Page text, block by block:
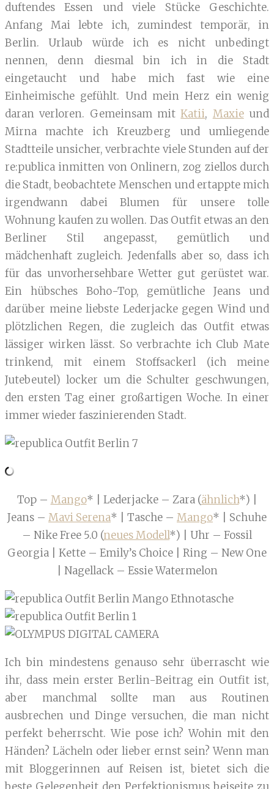
duftendes Essen und viele Stücke Geschichte.
Anfang Mai lebte ich, zumindest temporär, in
Berlin. Urlaub würde ich es nicht unbedingt
nennen, denn diesmal bin ich in die Stadt
eingetaucht und habe mich fast wie eine
Einheimische gefühlt. Und mein Herz ein wenig
daran verloren. Gemeinsam mitKatii, Maxieund
Mirna machte ich Kreuzberg und umliegende
Stadtteile unsicher, verbrachte viele Stunden auf der
re:publica inmitten von Onlinern, zog ziellos durch
die Stadt, beobachtete Menschen und ertappte mich
irgendwann dabei Blumen für unsere tolle
Wohnung kaufen zu wollen. Das Outfit etwas an den
Berliner Stil angepasst, gemütlich und
mädchenhaft zugleich. Jedenfalls aber so, dass ich
für das unvorhersehbare Wetter gut gerüstet war.
Ein hübsches Boho-Top, gemütliche Jeans und
darüber meine liebste Lederjacke gegen Wind und
plötzlichen Regen, die zugleich das Outfit etwas
lässiger wirken lässt. So verbrachte ich Club Mate
trinkend, mit einem Stoffsackerl (ich meine
Jutebeutel) locker um die Schulter geschwungen,
den ersten Tag einer großartigen Woche. In einer
immer wieder faszinierenden Stadt.
Top – Mango* | Lederjacke – Zara (ähnlich*) |
Jeans – Mavi Serena* | Tasche – Mango* | Schuhe
– Nike Free 5.0 (neues Modell*) | Uhr – Fossil
Georgia | Kette – Emily’s Choice | Ring – New One
| Nagellack – Essie Watermelon
Ich bin mindestens genauso sehr überrascht wie
ihr, dass mein erster Berlin-Beitrag ein Outfit ist,
aber manchmal sollte man aus Routinen
ausbrechen und Dinge versuchen, die man nicht
perfekt beherrscht. Wie pose ich? Wohin mit den
Händen? Lächeln oder lieber ernst sein? Wenn man
mit Bloggerinnen auf Reisen ist, bietet sich die